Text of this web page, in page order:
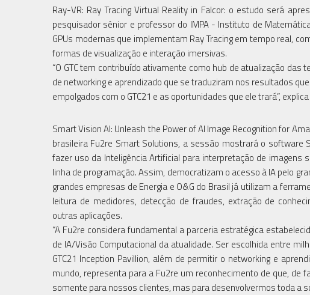
Ray-VR: Ray Tracing Virtual Reality in Falcor: o estudo será
pesquisador sênior e professor do IMPA - Instituto de
GPUs modernas que implementam Ray Tracing em tempo real,
formas de visualização e interação imersivas.
“O GTC tem contribuído ativamente como hub de atualização
de networking e aprendizado que se traduziram nos resultados
empolgados com o GTC21 e as oportunidades que ele trará”,
Smart Vision AI: Unleash the Power of AI Image Recognition for
brasileira Fu2re Smart Solutions, a sessão mostrará o
fazer uso da Inteligência Artificial para interpretação de
linha de programação. Assim, democratizam o acesso à IA pelo
grandes empresas de Energia e O&G do Brasil já utilizam a
leitura de medidores, detecção de fraudes, extração de
outras aplicações.
“A Fu2re considera fundamental a parceria estratégica
de IA/Visão Computacional da atualidade. Ser escolhida entre
GTC21 Inception Pavillion, além de permitir o networking e
mundo, representa para a Fu2re um reconhecimento de que, de
somente para nossos clientes, mas para desenvolvermos toda a